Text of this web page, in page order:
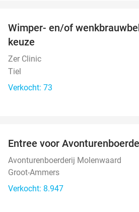
Wimper- en/of
keuze
Zer Clinic
Tiel
Verkocht: 73
Entree voor
Avonturenboerderij Molenwaard
Groot-Ammers
Verkocht: 8.947